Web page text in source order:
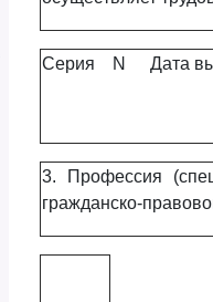
Серия N Дата
3. Профессия
гражданско-